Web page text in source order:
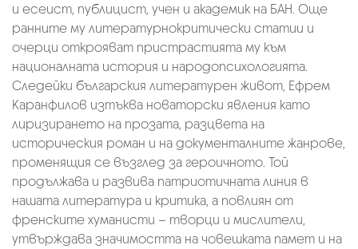
и есеист, публицист, учен и академик на БАН. Още
ранните му литературнокритически статии и
очерци открояват пристрастията му към
националната история и народопсихологията.
Следейки българския литературен живот, Ефрем
Каранфилов изтъква новаторски явления като
лиризирането на прозата, разцвета на
историческия роман и на документалните жанрове,
променящия се възглед за героичното. Той
продължава и развива патриотичната линия в
нашата литература и критика, а повлиян от
френските хуманисти – творци и мислители,
утвърждава значимостта на човешката памет и на